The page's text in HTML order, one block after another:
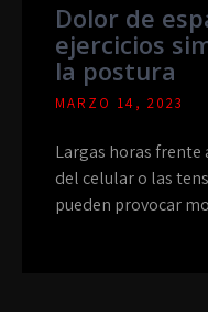
Dolor de
ejercicios
la postura
MARZO 14, 2023
Largas horas frente
del celular o las
pueden provocar